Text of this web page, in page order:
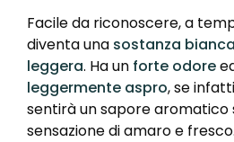
Facile da riconoscere, a
diventa una sostanza
leggera. Ha un forte odore
leggermente aspro, se
sentirà un sapore aromatico
sensazione di amaro e fresco.